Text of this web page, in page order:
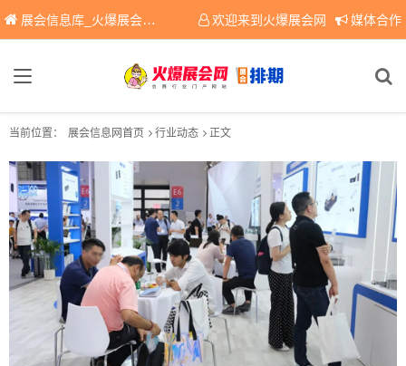
展会信息库_火爆展会网免费展会信息查询平台，提供专业会展服务！ 欢迎来到火爆展会网 媒体合作
当前位置： 展会信息网首页 行业动态 正文